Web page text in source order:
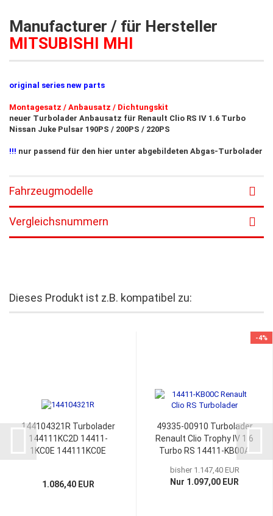
Manufacturer / für Hersteller
MITSUBISHI MHI
original series new parts
Montagesatz / Anbausatz / Dichtungskit
neuer Turbolader Anbausatz für Renault Clio RS IV 1.6 Turbo
Nissan Juke Pulsar 190PS / 200PS / 220PS
!!! nur passend für den hier unter abgebildeten Abgas-Turbolader
Fahrzeugmodelle
Vergleichsnummern
Dieses Produkt ist z.B. kompatibel zu:
144104321R Turbolader
144111KC2D 14411-
1KC0E 144111KC0E
144111KC1E
1.086,40 EUR
-4%
49335-00910 Turbolader
Renault Clio Trophy IV 1.6
Turbo RS 14411-KB00A
KB00B 144106052R
bisher 1.147,40 EUR
Nur 1.097,00 EUR